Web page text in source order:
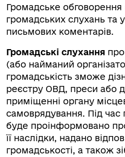
Громадське обговорення
громадських слухань та
письмових коментарів.
Громадські слухання
(або найманий
громадськість зможе
реєстру ОВД, преси або
приміщенні органу
самоврядування. Під час
буде проінформовано
її наслідки, надано
громадськості, а також